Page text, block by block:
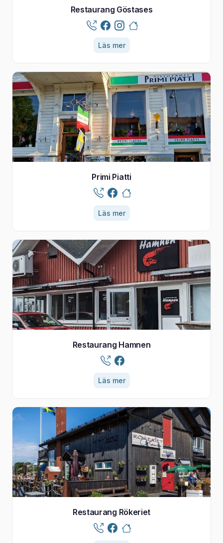
Restaurang Göstases
Läs mer
Primi Piatti
Läs mer
Restaurang Hamnen
Läs mer
Restaurang Rökeriet